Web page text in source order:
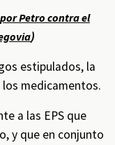
Petro contra el
)
estipulados, la
medicamentos.
a las EPS que
y que en conjunto